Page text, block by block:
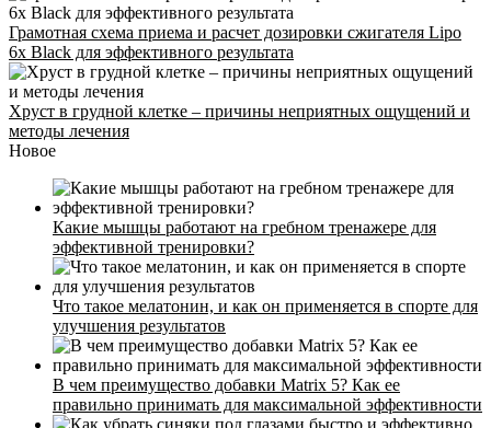
Грамотная схема приема и расчет дозировки сжигателя Lipo
6x Black для эффективного результата
Хруст в грудной клетке – причины неприятных ощущений и
методы лечения
Новое
Какие мышцы работают на гребном тренажере для
эффективной тренировки?
Что такое мелатонин, и как он применяется в спорте для
улучшения результатов
В чем преимущество добавки Matrix 5? Как ее
правильно принимать для максимальной эффективности
Стоимость
Расписание
Тренеры
Контакты